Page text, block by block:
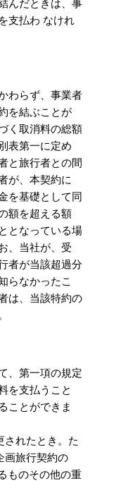
んだときは、事
支払わ なけれ
わらず、事業者
を結ぶことが
く取消料の総額
表第一に定め
と旅行者との間
が、本契約に
を基礎として同
額を超える額
となっている場
、当社が、受
者が当該超過分
らなかったこ
は、当該特約の
、第一項の規定
を支払うこと
ことができま
されたとき。た
画旅行契約の
ものその他の重